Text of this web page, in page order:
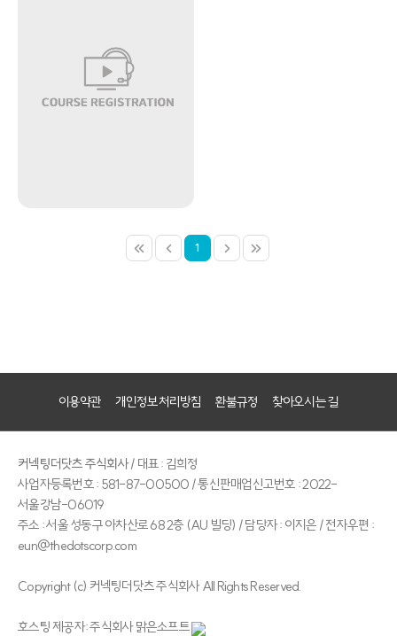
1
이용약관 개인정보처리방침 환불규정 찾아오시는 길
커넥팅더닷츠 주식회사/ 대표 : 김희정
사업자등록번호 : 581-87-00500 / 통신판매업신고번호 : 2022-
서울강남-06019
주소 : 서울 성동구 아차산로 68 2층 (AU 빌딩) / 담당자 : 이지은 / 전자우편 :
eun@thedotscorp.com
Copyright (c) 커넥팅더닷츠 주식회사 All Rights Reserved.
호스팅 제공자: 주식회사 맑은소프트